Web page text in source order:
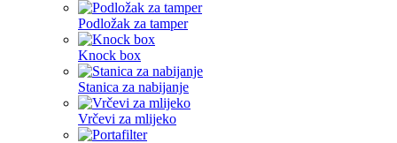
Podložak za tamper
Knock box
Stanica za nabijanje
Vrčevi za mlijeko